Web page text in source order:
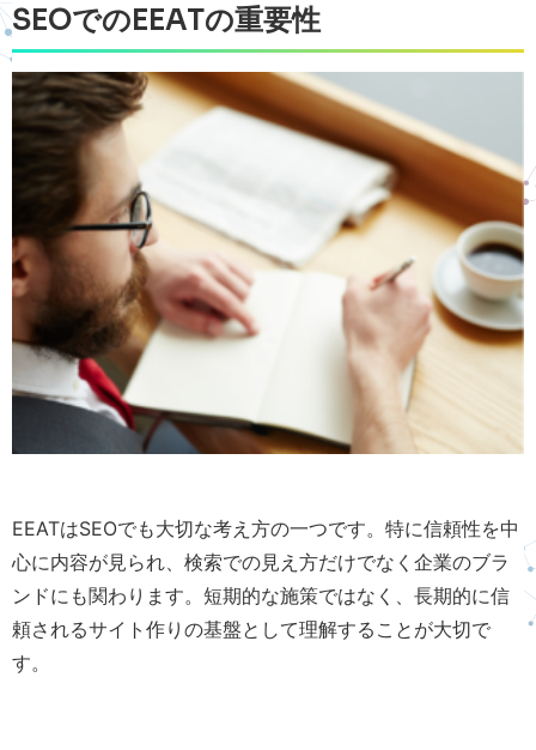
SEOでのEEATの重要性
EEATはSEOでも大切な考え方の一つです。特に信頼性を中
心に内容が見られ、検索での見え方だけでなく企業のブラ
ンドにも関わります。短期的な施策ではなく、長期的に信
頼されるサイト作りの基盤として理解することが大切で
す。